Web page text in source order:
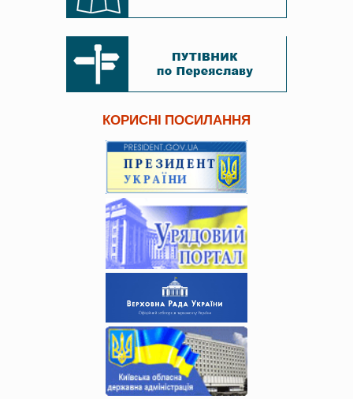
КОРИСНІ ПОСИЛАННЯ